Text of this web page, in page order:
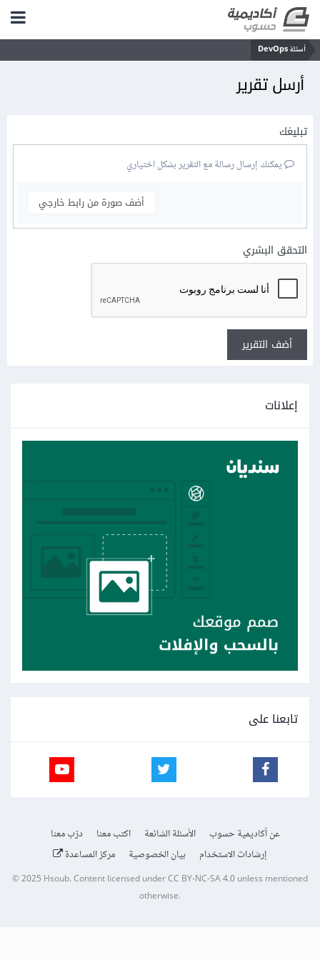
أسئلة DevOps
أرسل تقرير
تبليغك
يمكنك إرسال رسالة مع التقرير بشكل اختياري
أضف صورة من رابط خارجي
التحقق البشري
أضف التقرير
إعلانات
تابعنا على
عن أكاديمية حسوب الأسئلة الشائعة اكتب معنا
درّب معنا
إرشادات الاستخدام
بيان الخصوصية مركز المساعدة
© 2025 Hsoub.Content licensed underCC BY-NC-SA 4.0unless mentioned
otherwise.